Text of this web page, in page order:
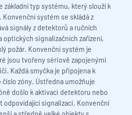
základní typ systému, který slouží k
systém se skládá z
signály z detektorů a ručních
optických signalizačních zařízení,
požár. Konvenční systém je
jsou tvořeny sériově zapojenými
Každá smyčka je připojena k
zóny. Ústředna umožňuje
došlo k aktivaci detektoru nebo
odpovídající signalizaci. Konvenční